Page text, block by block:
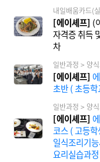
내일배움카드(
[에이셰프] (
자격증 취득
차
일반과정 > 양
[에이셰프]
초반 ( 초등
일반과정 > 양
[에이셰프]
코스 ( 고등
일식조리기
요리실습과정